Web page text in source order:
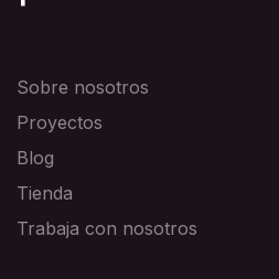
Sobre nosotros
Proyectos
Blog
Tienda
Trabaja con nosotros